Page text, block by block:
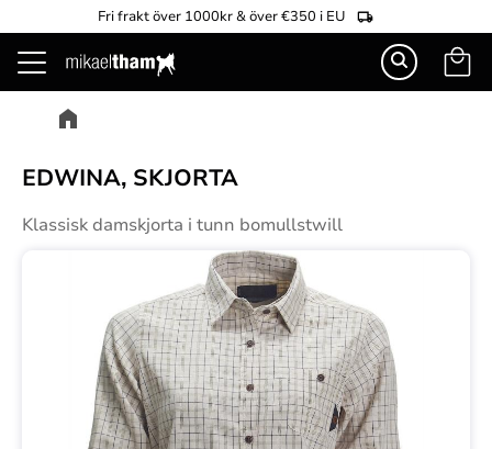
Meny
Fri frakt över 1000kr & över €350 i EU
EDWINA, SKJORTA
Klassisk damskjorta i tunn bomullstwill